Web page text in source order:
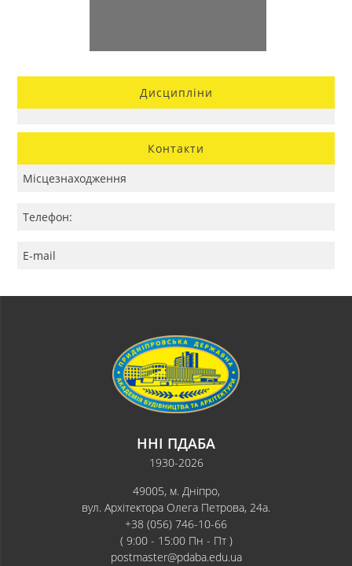
Дисципліни
Контакти
Місцезнаходження
Телефон:
E-mail
ННІ ПДАБА
1930-2026
49005, м. Дніпро,
вул. Архітектора Олега Петрова, 24а.
+38 (056) 746-10-66
( 9:00 - 15:00 Пн - Пт )
postmaster@pdaba.edu.ua